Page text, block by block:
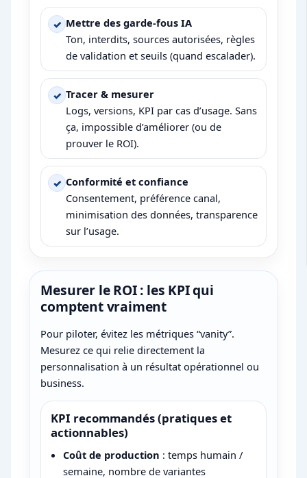
Mettre des garde-fous IA
Ton, interdits, sources autorisées, règles
de validation et seuils (quand escalader).
Tracer & mesurer
Logs, versions, KPI par cas d’usage. Sans
ça, impossible d’améliorer (ou de
prouver le ROI).
Conformité et confiance
Consentement, préférence canal,
minimisation des données, transparence
sur l’usage.
Mesurer le ROI : les KPI qui
comptent vraiment
Pour piloter, évitez les métriques “vanity”.
Mesurez ce qui relie directement la
personnalisation à un résultat opérationnel ou
business.
KPI recommandés (pratiques et
actionnables)
Coût de production : temps humain /
semaine, nombre de variantes